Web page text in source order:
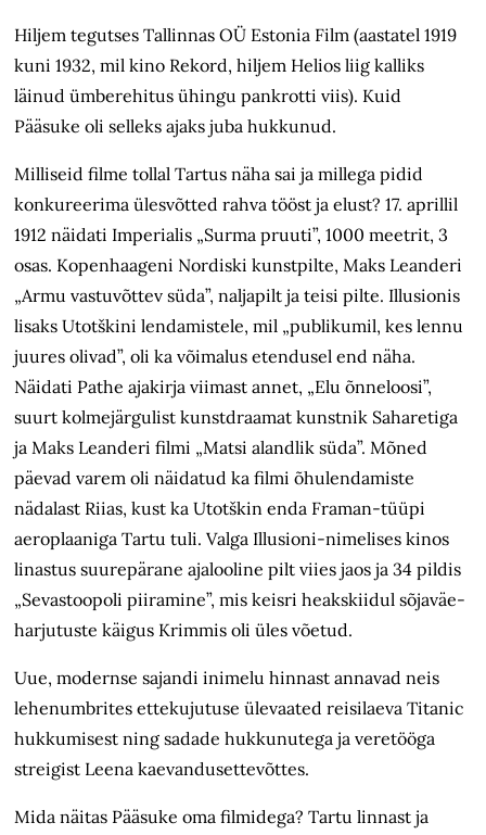
Hiljem tegutses Tallinnas OÜ Estonia Film (aastatel 1919
kuni 1932, mil kino Rekord, hiljem Helios liig kalliks
läinud ümberehitus ühingu pankrotti viis). Kuid
Pääsuke oli selleks ajaks juba hukkunud.
Milliseid filme tollal Tartus näha sai ja millega pidid
konkureerima ülesvõtted rahva tööst ja elust? 17. aprillil
1912 näidati Imperialis „Surma pruuti”, 1000 meetrit, 3
osas. Kopenhaageni Nordiski kunstpilte, Maks Leanderi
„Armu vastuvõttev süda”, naljapilt ja teisi pilte. Illusionis
lisaks Utotškini lendamistele, mil „publikumil, kes lennu
juures olivad”, oli ka võimalus etendusel end näha.
Näidati Pathe ajakirja viimast annet, „Elu õnneloosi”,
suurt kolmejärgulist kunstdraamat kunstnik Saharetiga
ja Maks Leanderi filmi „Matsi alandlik süda”. Mõned
päevad varem oli näidatud ka filmi õhulendamiste
nädalast Riias, kust ka Utotškin enda Framan-tüüpi
aeroplaaniga Tartu tuli. Valga Illusioni-nimelises kinos
linastus suurepärane ajalooline pilt viies jaos ja 34 pildis
„Sevastoopoli piiramine”, mis keisri heakskiidul sõjaväe-
harjutuste käigus Krimmis oli üles võetud.
Uue, modernse sajandi inimelu hinnast annavad neis
lehenumbrites ettekujutuse ülevaated reisilaeva Titanic
hukkumisest ning sadade hukkunutega ja veretööga
streigist Leena kaevandusettevõttes.
Mida näitas Pääsuke oma filmidega? Tartu linnast ja